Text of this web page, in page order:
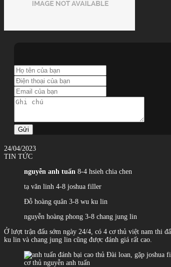
Gửi
24/04/2023
TIN TỨC
nguyễn anh tuấn 8-4 hsieh chia chen
tạ văn linh 4-8 joshua filler
Đỗ hoàng quân 3-8 wu ku lin
nguyễn hoàng phong 3-8 chang jung lin
Ở lượt trận đấu sớm ngày 24/4, có 4 cơ thủ việt nam thi
ku lin và chang jung lin cũng được đánh giá rất cao.
cơ thủ nguyễn anh tuấn